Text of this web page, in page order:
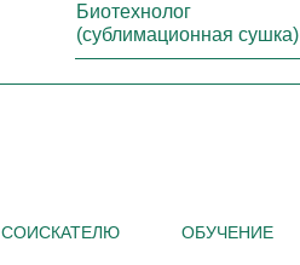
Биотехнолог
(сублимационная сушка)
СОИСКАТЕЛЮ ОБУЧЕНИЕ